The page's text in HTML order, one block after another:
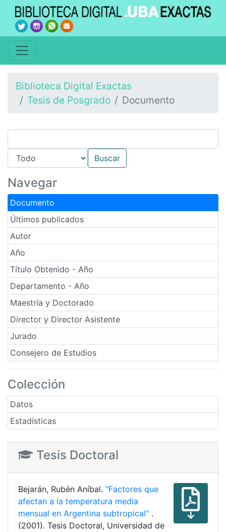
Biblioteca Digital Exactas
Tesis de Posgrado
Documento
Navegar
Documento
Últimos publicados
Autor
Año
Título Obtenido - Año
Departamento - Año
Maestría y Doctorado
Director y Director Asistente
Jurado
Consejero de Estudios
Colección
Datos
Estadísticas
Tesis Doctoral
Bejarán, Rubén Aníbal. "Factores que
afectan a la temperatura media
mensual en Argentina subtropical" .
(2001). Tesis Doctoral, Universidad de